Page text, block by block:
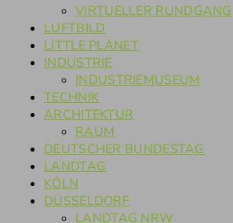
VIRTUELLER RUNDGANG
LUFTBILD
LITTLE PLANET
INDUSTRIE
INDUSTRIEMUSEUM
TECHNIK
ARCHITEKTUR
RAUM
DEUTSCHER BUNDESTAG
LANDTAG
KÖLN
DÜSSELDORF
LANDTAG NRW